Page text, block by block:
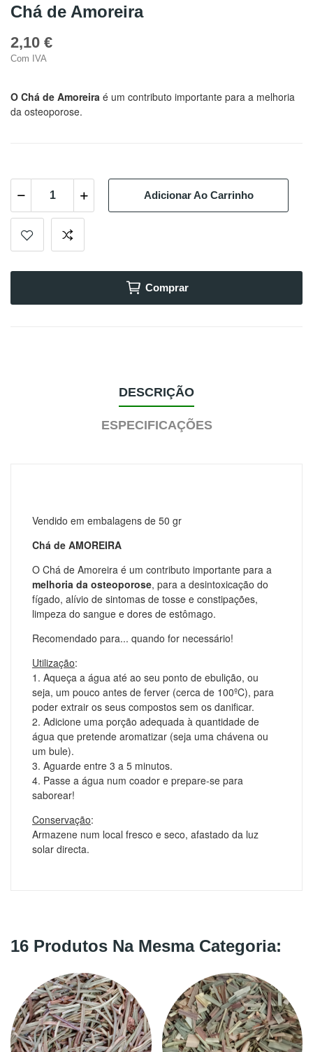
Chá de Amoreira
2,10 €
Com IVA
O Chá de Amoreira é um contributo importante para a melhoria
da osteoporose.
Adicionar Ao Carrinho
Comprar
DESCRIÇÃO
ESPECIFICAÇÕES
Vendido em embalagens de 50 gr
Chá de AMOREIRA
O Chá de Amoreira é um contributo importante para a
melhoria da osteoporose, para a desintoxicação do
fígado, alívio de sintomas de tosse e constipações,
limpeza do sangue e dores de estômago.
Recomendado para... quando for necessário!
Utilização:
1. Aqueça a água até ao seu ponto de ebulição, ou
seja, um pouco antes de ferver (cerca de 100ºC), para
poder extrair os seus compostos sem os danificar.
2. Adicione uma porção adequada à quantidade de
água que pretende aromatizar (seja uma chávena ou
um bule).
3. Aguarde entre 3 a 5 minutos.
4. Passe a água num coador e prepare-se para
saborear!
Conservação:
Armazene num local fresco e seco, afastado da luz
solar directa.
16 Produtos Na Mesma Categoria: